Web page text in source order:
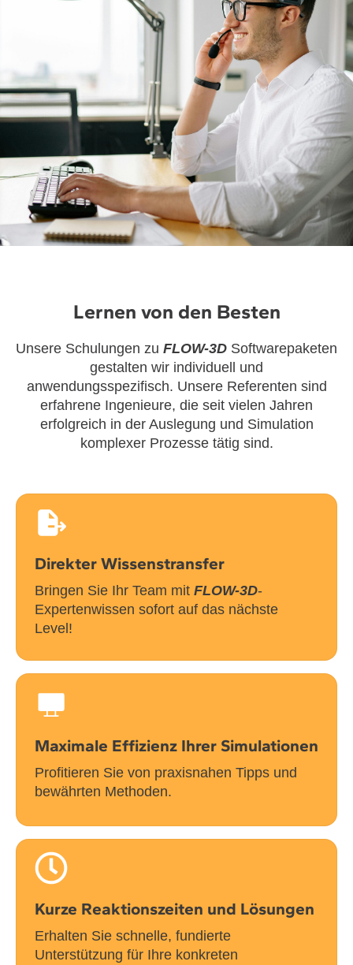
Lernen von den Besten
Unsere Schulungen zu FLOW-3D Softwarepaketen
gestalten wir individuell und
anwendungsspezifisch. Unsere Referenten sind
erfahrene Ingenieure, die seit vielen Jahren
erfolgreich in der Auslegung und Simulation
komplexer Prozesse tätig sind.
Direkter Wissenstransfer
Bringen Sie Ihr Team mit FLOW-3D-
Expertenwissen sofort auf das nächste
Level!
Maximale Effizienz Ihrer Simulationen
Profitieren Sie von praxisnahen Tipps und
bewährten Methoden.
Kurze Reaktionszeiten und Lösungen
Erhalten Sie schnelle, fundierte
Unterstützung für Ihre konkreten